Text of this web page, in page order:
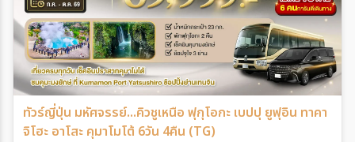
ทัวร์ญี่ปุ่น มหัศจรรย์...คิวชูเหนือ ฟุกุโอกะ เบปปุ ยูฟุอิน ทาคา
จิโฮะ อาโสะ คุมาโมโต้ 6วัน 4คืน (TG)